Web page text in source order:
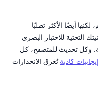
أيضًا الأكثر تطلبًا
التحتية للاختبار البصري
وكل تحديث للمتصفح، كل
إيجابيات كاذبة تُغرق الانحدارات